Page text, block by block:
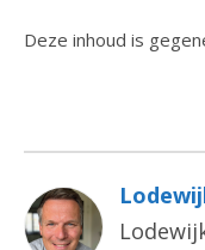
Deze inhoud is